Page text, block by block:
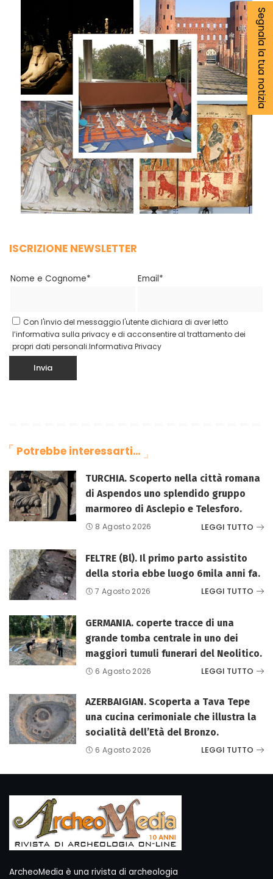
ISCRIZIONE NEWSLETTER
Nome e Cognome* Email*
Con l'invio del messaggio l'utente dichiara di aver letto
l’informativa sulla privacy e di acconsentire al trattamento dei
propri dati personali.Informativa Privacy
Potrebbe interessarti…
TURCHIA. Scoperto nella città romana
di Aspendos uno splendido gruppo
marmoreo di Asclepio e Telesforo.
8 Agosto 2026 LEGGI TUTTO
FELTRE (Bl). Il primo parto assistito
della storia ebbe luogo 6mila anni fa.
7 Agosto 2026 LEGGI TUTTO
GERMANIA. coperte tracce di una
grande tomba centrale in uno dei
maggiori tumuli funerari del Neolitico.
6 Agosto 2026 LEGGI TUTTO
AZERBAIGIAN. Scoperta a Tava Tepe
una cucina cerimoniale che illustra la
socialità dell’Età del Bronzo.
6 Agosto 2026 LEGGI TUTTO
Segnala la tua notizia
ArcheoMedia è una rivista di archeologia